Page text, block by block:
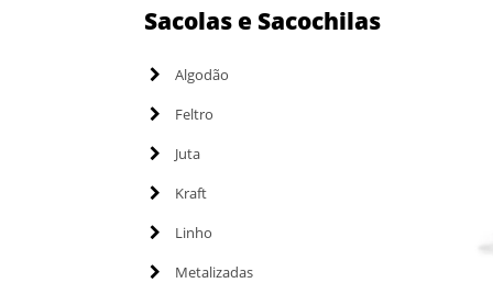
Sacolas e Sacochilas
Algodão
Feltro
Juta
Kraft
Linho
Metalizadas